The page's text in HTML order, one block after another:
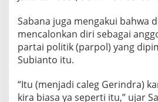
Sabana juga mengakui bahwa
mencalonkan diri sebagai
partai politik (parpol) yang
Subianto itu.
“Itu (menjadi caleg Gerindra)
kira biasa ya seperti itu,” ujar